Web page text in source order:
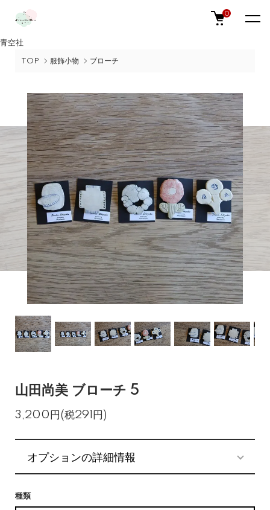
青空社
0
TOP 服飾小物 ブローチ
山田尚美 ブローチ 5
3,200円(税291円)
オプションの詳細情報
種類